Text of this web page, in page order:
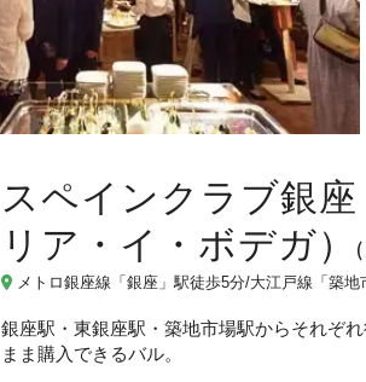
スペインクラブ銀
リア・イ・ボデガ）
メトロ銀座線「銀座」駅徒歩5分/大江戸線「築
銀座駅・東銀座駅・築地市場駅からそれぞ
まま購入できるバル。